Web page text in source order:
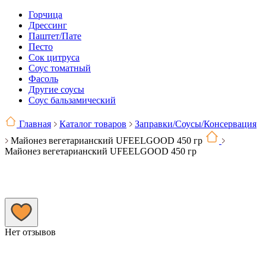
Горчица
Дрессинг
Паштет/Пате
Песто
Сок цитруса
Соус томатный
Фасоль
Другие соусы
Соус бальзамический
Главная Каталог товаров
Заправки/Соусы/Консервация
Майонез вегетарианский UFEELGOOD 450 гр
Майонез вегетарианский UFEELGOOD 450 гр
Нет отзывов